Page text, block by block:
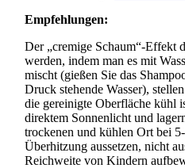
Empfehlungen:
Der „cremige Schaum“-Effekt
werden, indem man es mit
mischt (gießen Sie das
Druck stehende Wasser),
die gereinigte Oberfläche kühl
direktem Sonnenlicht und
trockenen und kühlen Ort bei
Überhitzung aussetzen, nicht
Reichweite von Kindern